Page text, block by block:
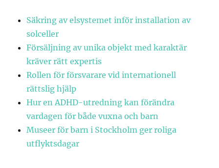
Säkring av elsystemet inför installation av
solceller
Försäljning av unika objekt med karaktär
kräver rätt expertis
Rollen för försvarare vid internationell
rättslig hjälp
Hur en ADHD-utredning kan förändra
vardagen för både vuxna och barn
Museer för barn i Stockholm ger roliga
utflyktsdagar